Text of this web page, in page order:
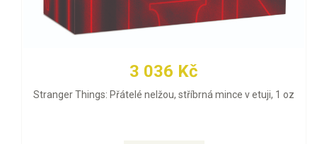
3 036 Kč
Stranger Things: Přátelé nelžou, stříbrná mince v etuji, 1 oz